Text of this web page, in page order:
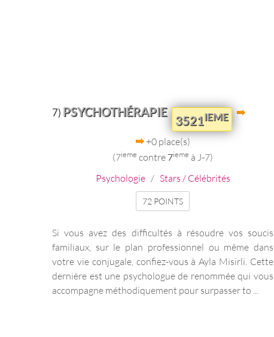
7) PSYCHOTHÉRAPIE
3521IEME
+0 place(s)
(7ieme contre 7ieme à J-7)
Psychologie/ Stars / Célébrités
72 POINTS
Si vous avez des difficultés à résoudre vos soucis
familiaux, sur le plan professionnel ou même dans
votre vie conjugale, confiez-vous à Ayla Misirli. Cette
dernière est une psychologue de renommée qui vous
accompagne méthodiquement pour surpasser to ...